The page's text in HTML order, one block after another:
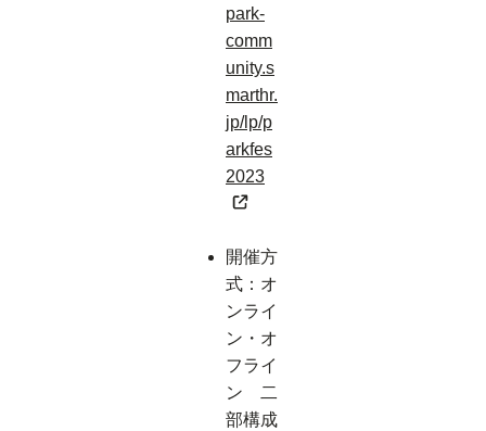
park-
comm
unity.s
marthr.
jp/lp/p
arkfes
2023
開催方
式：オ
ンライ
ン・オ
フライ
ン 二
部構成